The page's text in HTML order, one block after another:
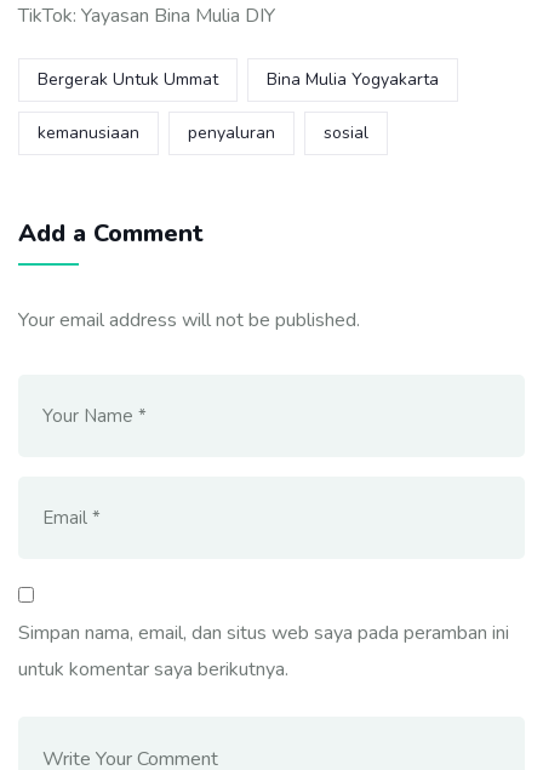
TikTok: Yayasan Bina Mulia DIY
Bergerak Untuk Ummat Bina Mulia Yogyakarta
kemanusiaan penyaluran sosial
Add a Comment
Your email address will not be published.
Simpan nama, email, dan situs web saya pada peramban ini
untuk komentar saya berikutnya.